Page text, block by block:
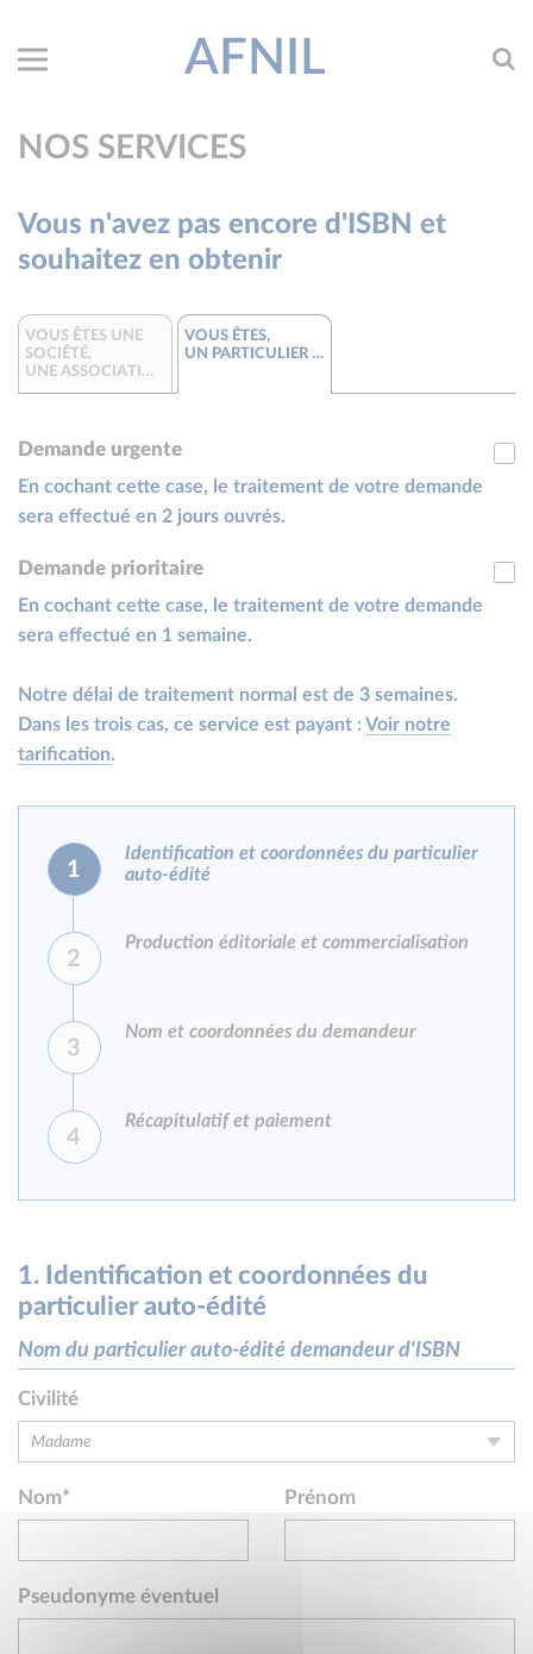
AFNIL
NOS SERVICES
Vous n'avez pas encore d'ISBN et
souhaitez en obtenir
VOUS ÊTES UNE
SOCIÉTÉ,
UNE ASSOCIATION, UNE COLLECTIVITÉ
VOUS ÊTES,
UN PARTICULIER AUTO-ÉDITÉ
Demande urgente
En cochant cette case, le traitement de votre demande
sera effectué en 2 jours ouvrés.
Demande prioritaire
En cochant cette case, le traitement de votre demande
sera effectué en 1 semaine.
Notre délai de traitement normal est de 3 semaines.
Dans les trois cas, ce service est payant : Voir notre
tarification.
Identification et coordonnées du particulier
auto-édité
1
Production éditoriale et commercialisation
2
Nom et coordonnées du demandeur
3
Récapitulatif et paiement
4
1. Identification et coordonnées du
particulier auto-édité
Nom du particulier auto-édité demandeur d'ISBN
Civilité
Madame
Nom* Prénom
Pseudonyme éventuel